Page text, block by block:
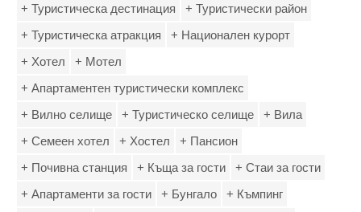
+ Туристическа дестинация
+ Туристически район
+ Туристическа атракция
+ Национален курорт
+ Хотел
+ Мотел
+ Апартаментен туристически комплекс
+ Вилно селище
+ Туристическо селище
+ Вила
+ Семеен хотел
+ Хостел
+ Пансион
+ Почивна станция
+ Къща за гости
+ Стаи за гости
+ Апартаменти за гости
+ Бунгало
+ Къмпинг